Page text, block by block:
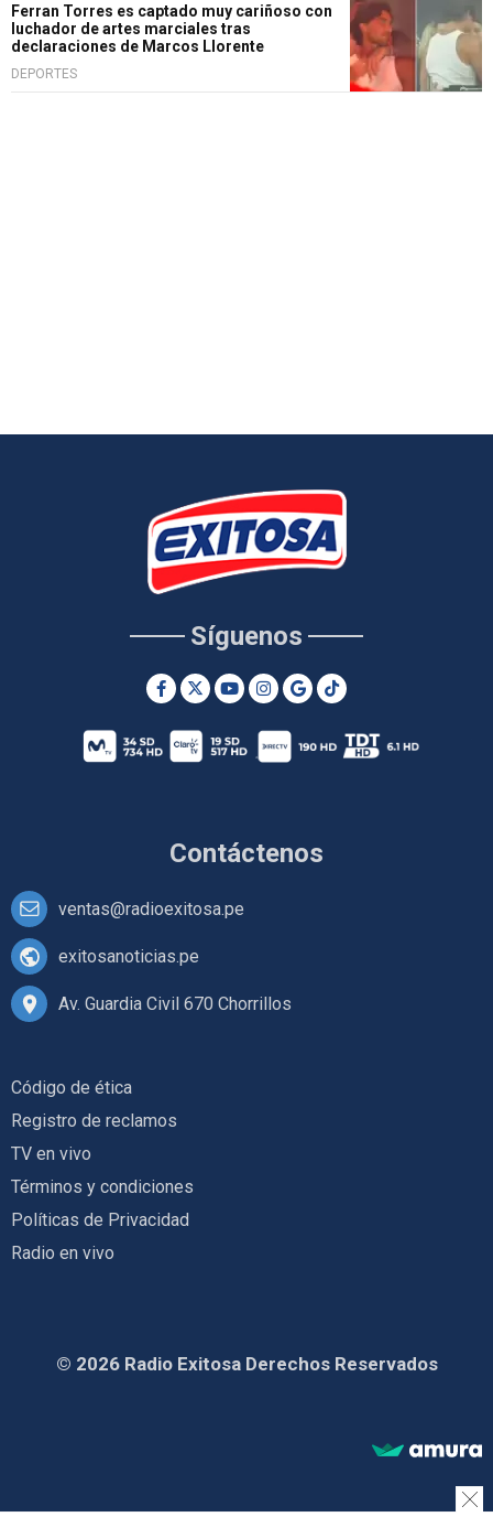
Ferran Torres es captado muy cariñoso con
luchador de artes marciales tras
declaraciones de Marcos Llorente
DEPORTES
Contáctenos
ventas@radioexitosa.pe
exitosanoticias.pe
Av. Guardia Civil 670 Chorrillos
Síguenos
Código de ética
Registro de reclamos
TV en vivo
Términos y condiciones
Políticas de Privacidad
Radio en vivo
© 2026 Radio Exitosa Derechos Reservados